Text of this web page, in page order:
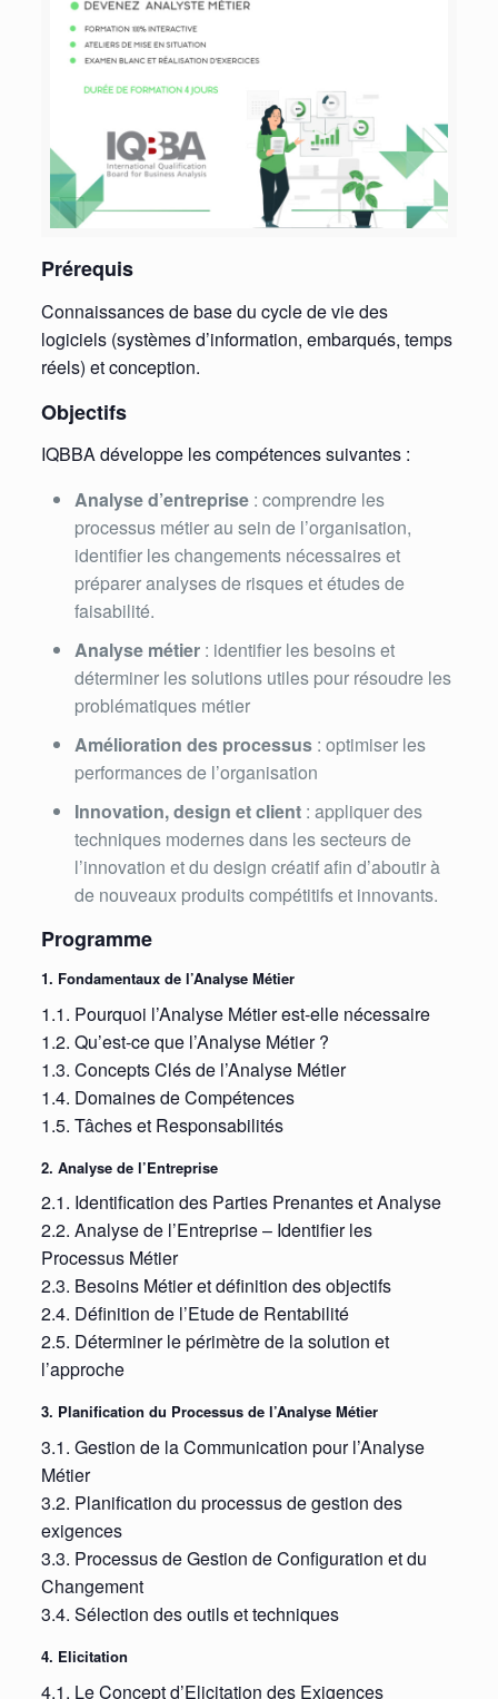
Prérequis
Connaissances de base du cycle de vie des
logiciels (systèmes d’information, embarqués, temps
réels) et conception.
Objectifs
IQBBA développe les compétences suivantes :
Analyse d’entreprise: comprendre les
processus métier au sein de l’organisation,
identifier les changements nécessaires et
préparer analyses de risques et études de
faisabilité.
Analyse métier: identifier les besoins et
déterminer les solutions utiles pour résoudre les
problématiques métier
Amélioration des processus: optimiser les
performances de l’organisation
Innovation, design et client: appliquer des
techniques modernes dans les secteurs de
l’innovation et du design créatif afin d’aboutir à
de nouveaux produits compétitifs et innovants.
Programme
1. Fondamentaux de l’Analyse Métier
1.1. Pourquoi l’Analyse Métier est-elle nécessaire
1.2. Qu’est-ce que l’Analyse Métier ?
1.3. Concepts Clés de l’Analyse Métier
1.4. Domaines de Compétences
1.5. Tâches et Responsabilités
2. Analyse de l’Entreprise
2.1. Identification des Parties Prenantes et Analyse
2.2. Analyse de l’Entreprise – Identifier les
Processus Métier
2.3. Besoins Métier et définition des objectifs
2.4. Définition de l’Etude de Rentabilité
2.5. Déterminer le périmètre de la solution et
l’approche
3. Planification du Processus de l’Analyse Métier
3.1. Gestion de la Communication pour l’Analyse
Métier
3.2. Planification du processus de gestion des
exigences
3.3. Processus de Gestion de Configuration et du
Changement
3.4. Sélection des outils et techniques
4. Elicitation
4.1. Le Concept d’Elicitation des Exigences